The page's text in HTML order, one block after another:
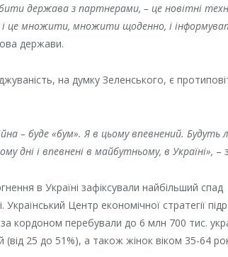
держава з партнерами, – це новітні
і це множити, множити щоденно, і
держави.
на думку Зеленського, є
– буде «бум». Я в цьому впевнений. Будуть
дні і впевнені в майбутньому, в Україні», –
в Україні зафіксували найбільший спад
Центр економічної стратегії
кордоном перебували до 6 млн 700 тис.
(від 25 до 51%), а також жінок віком 35-64